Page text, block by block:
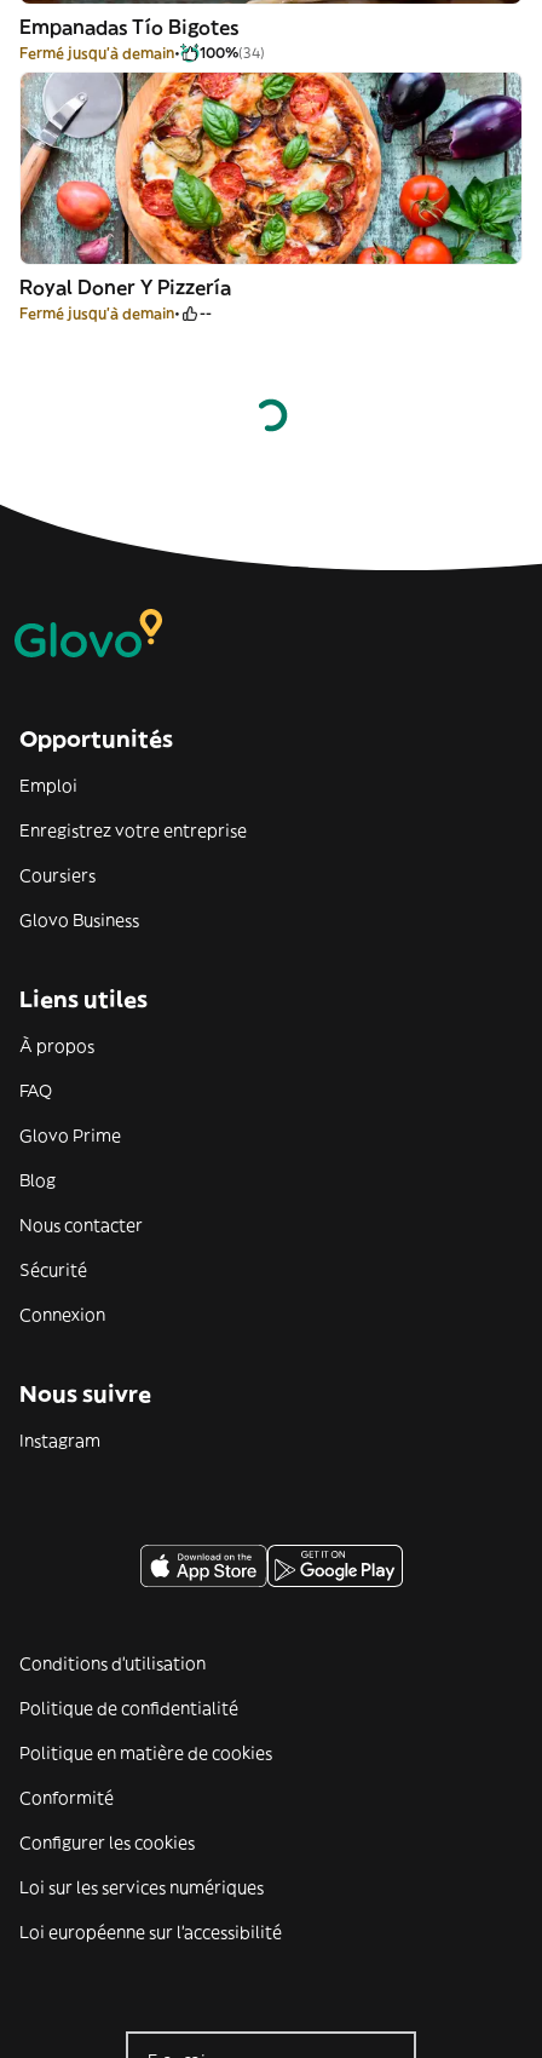
Empanadas Tío Bigotes
Fermé jusqu'à demain 100%(34)
Royal Doner Y Pizzería
Fermé jusqu'à demain --
Opportunités
Emploi
Enregistrez votre entreprise
Coursiers
Glovo Business
Liens utiles
À propos
FAQ
Glovo Prime
Blog
Nous contacter
Sécurité
Connexion
Nous suivre
Instagram
Conditions d'utilisation
Politique de confidentialité
Politique en matière de cookies
Conformité
Configurer les cookies
Loi sur les services numériques
Loi européenne sur l’accessibilité